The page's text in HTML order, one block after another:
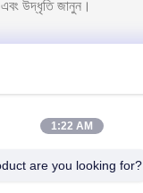
1:22 AM
are you looking for?